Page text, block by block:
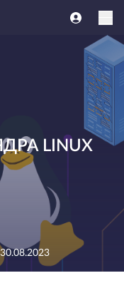
LINUX